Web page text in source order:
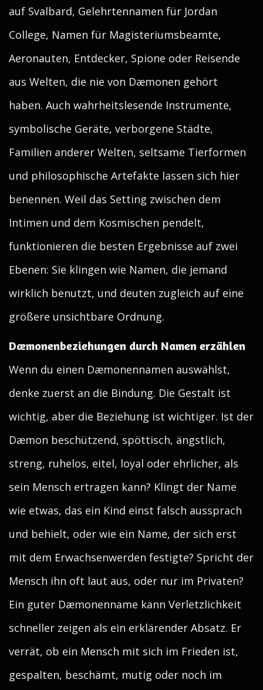
auf Svalbard, Gelehrtennamen für Jordan
College, Namen für Magisteriumsbeamte,
Aeronauten, Entdecker, Spione oder Reisende
aus Welten, die nie von Dæmonen gehört
haben. Auch wahrheitslesende Instrumente,
symbolische Geräte, verborgene Städte,
Familien anderer Welten, seltsame Tierformen
und philosophische Artefakte lassen sich hier
benennen. Weil das Setting zwischen dem
Intimen und dem Kosmischen pendelt,
funktionieren die besten Ergebnisse auf zwei
Ebenen: Sie klingen wie Namen, die jemand
wirklich benutzt, und deuten zugleich auf eine
größere unsichtbare Ordnung.
Dæmonenbeziehungen durch Namen erzählen
Wenn du einen Dæmonennamen auswählst,
denke zuerst an die Bindung. Die Gestalt ist
wichtig, aber die Beziehung ist wichtiger. Ist der
Dæmon beschützend, spöttisch, ängstlich,
streng, ruhelos, eitel, loyal oder ehrlicher, als
sein Mensch ertragen kann? Klingt der Name
wie etwas, das ein Kind einst falsch aussprach
und behielt, oder wie ein Name, der sich erst
mit dem Erwachsenwerden festigte? Spricht der
Mensch ihn oft laut aus, oder nur im Privaten?
Ein guter Dæmonenname kann Verletzlichkeit
schneller zeigen als ein erklärender Absatz. Er
verrät, ob ein Mensch mit sich im Frieden ist,
gespalten, beschämt, mutig oder noch im